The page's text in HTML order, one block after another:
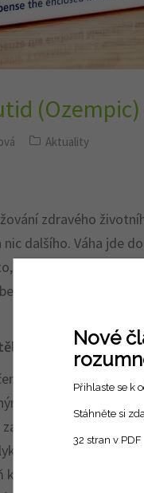
Aktuality
zdravého
dalšího. Váha jde
aby to byla pravda ?
dostanete. A taky
funguje ?
k léčbě cukrovky
agonistům GLP-1
Výsledkem
index. Živiny
krevní cukr dlouho
Nové
Přihlaste se k
Stáhněte si
32 stran v PDF